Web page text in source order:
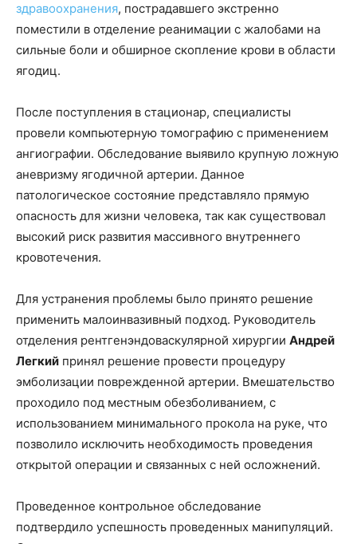
здравоохранения, пострадавшего экстренно
поместили в отделение реанимации с жалобами на
сильные боли и обширное скопление крови в области
ягодиц.
После поступления в стационар, специалисты
провели компьютерную томографию с применением
ангиографии. Обследование выявило крупную ложную
аневризму ягодичной артерии. Данное
патологическое состояние представляло прямую
опасность для жизни человека, так как существовал
высокий риск развития массивного внутреннего
кровотечения.
Для устранения проблемы было принято решение
применить малоинвазивный подход. Руководитель
отделения рентгенэндоваскулярной хирургии Андрей
Легкий принял решение провести процедуру
эмболизации поврежденной артерии. Вмешательство
проходило под местным обезболиванием, с
использованием минимального прокола на руке, что
позволило исключить необходимость проведения
открытой операции и связанных с ней осложнений.
Проведенное контрольное обследование
подтвердило успешность проведенных манипуляций.